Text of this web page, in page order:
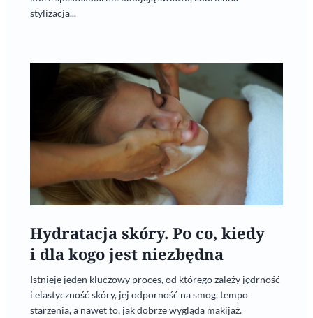
stylizacja...
Hydratacja skóry. Po co, kiedy
i dla kogo jest niezbędna
Istnieje jeden kluczowy proces, od którego zależy jędrność
i elastyczność skóry, jej odporność na smog, tempo
starzenia, a nawet to, jak dobrze wygląda makijaż.